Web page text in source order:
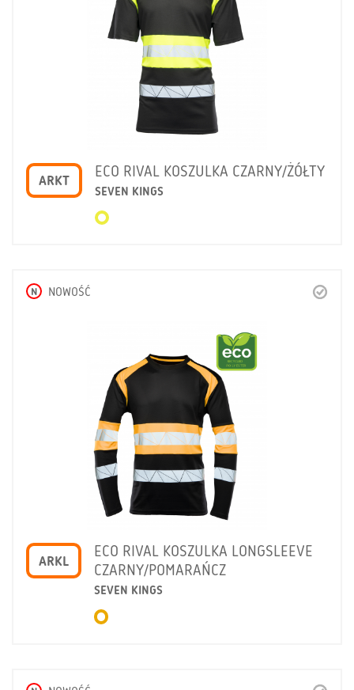
ARKT
ECO RIVAL KOSZULKA CZARNY/ŻÓŁTY
SEVEN KINGS
N NOWOŚĆ
ARKL
ECO RIVAL KOSZULKA LONGSLEEVE
CZARNY/POMARAŃCZ
SEVEN KINGS